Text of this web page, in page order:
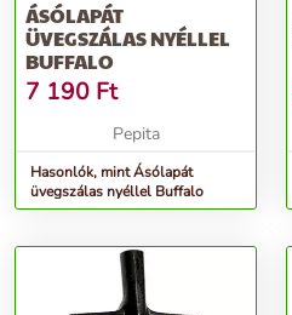
ÁSÓLAPÁT
ÜVEGSZÁLAS NYÉLLEL
BUFFALO
7 190 Ft
Pepita
Hasonlók, mint Ásólapát
üvegszálas nyéllel Buffalo